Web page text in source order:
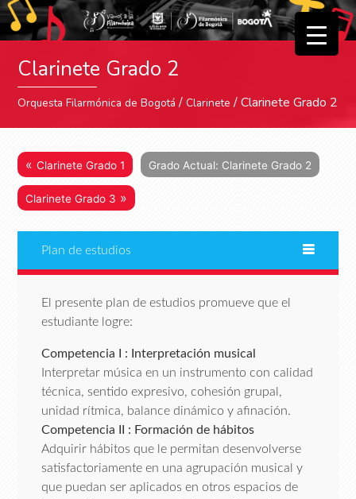
Clarinete Grado 2
Orquesta Filarmónica de Bogotá /Clarinete / Clarinete Grado 2
«Clarinete Grado 1 Grado Actual: Clarinete Grado 2
Clarinete Grado 3 »
Plan de estudios
El presente plan de estudios promueve que el
estudiante logre:
Competencia I : Interpretación musical
Interpretar música en un instrumento con calidad
técnica, sentido expresivo, cohesión grupal,
unidad rítmica, balance dinámico y afinación.
Competencia II : Formación de hábitos
Adquirir hábitos que le permitan desenvolverse
satisfactoriamente en una agrupación musical y
que puedan ser aplicados en otros espacios de